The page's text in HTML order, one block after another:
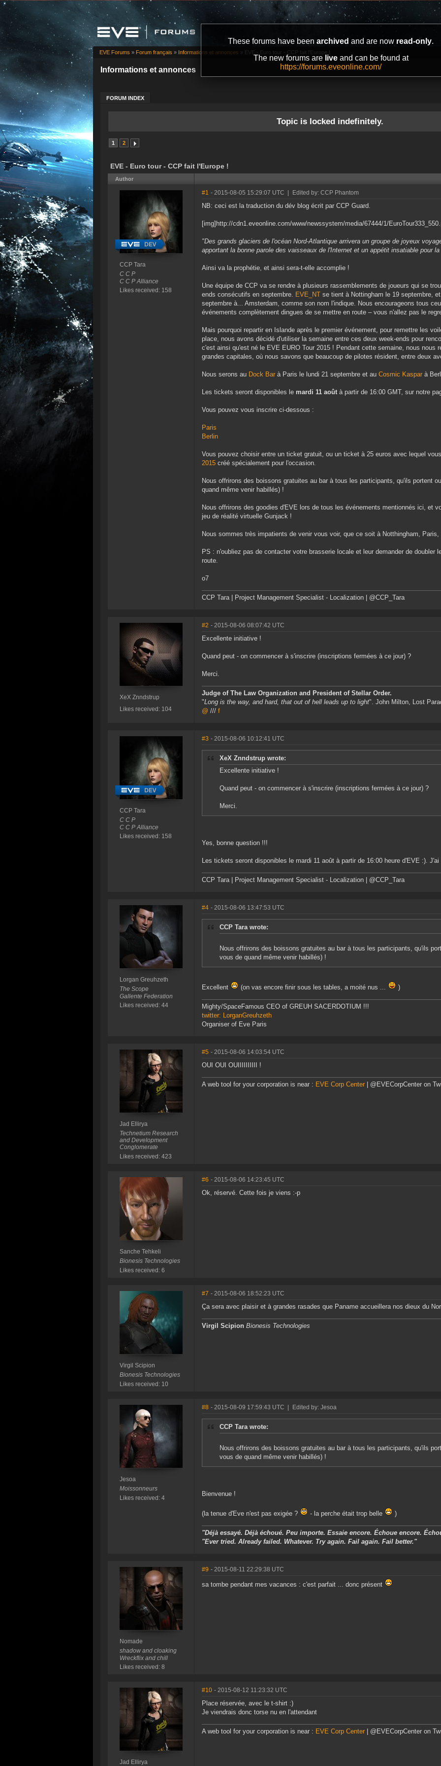
These forums have been archived and are now read-only.
The new forums are liveand can be found at
https://forums.eveonline.com/
Informations et annonces
FORUM INDEX
EVE Forums » Forum français » Informations et annonces » EVE - Euro tour - CCP fait l'Europe !
Topic is locked indefinitely.
1 2
EVE - Euro tour - CCP fait l'Europe !
Author
CCP Tara
C C P
C C P Alliance
Likes received: 158
#1 - 2015-08-05 15:29:07 UTC Edited by: CCP Phantom
NB: ceci est la traduction du dév blog écrit par CCP Guard.
[img]http://cdn1.eveonline.com/www/newssystem/media/67444/1/
"Des grands glaciers de l'océan Nord-Atlantique arrivera un groupe de joyeux
apportant la bonne parole des vaisseaux de l'Internet et un appétit insatiable pour
Ainsi va la prophétie, et ainsi sera-t-elle accomplie !
Une équipe de CCP va se rendre à plusieurs rassemblements de joueurs qui se
ends consécutifs en septembre. EVE_NT se tient à Nottingham le 19 septembre,
septembre à... Amsterdam, comme son nom l'indique. Nous encourageons tous
événements complètement dingues de se mettre en route – vous n'allez pas le
Mais pourquoi repartir en Islande après le premier événement, pour remettre les
place, nous avons décidé d'utiliser la semaine entre ces deux week-ends pour
c'est ainsi qu'est né le EVE EURO Tour 2015 ! Pendant cette semaine, nous nous
grandes capitales, où nous savons que beaucoup de pilotes résident, entre deux
Nous serons au Dock Bar à Paris le lundi 21 septembre et au Cosmic Kaspar à
Les tickets seront disponibles le mardi 11 août à partir de 16:00 GMT, sur notre
Vous pouvez vous inscrire ci-dessous :
Paris
Berlin
Vous pouvez choisir entre un ticket gratuit, ou un ticket à 25 euros avec lequel
2015 créé spécialement pour l'occasion.
Nous offrirons des boissons gratuites au bar à tous les participants, qu'ils portent
quand même venir habillés) !
Nous offrirons des goodies d'EVE lors de tous les événements mentionnés ici, et
jeu de réalité virtuelle Gunjack !
Nous sommes très impatients de venir vous voir, que ce soit à Notthingham,
PS : n'oubliez pas de contacter votre brasserie locale et leur demander de doubler
route.
o7
CCP Tara | Project Management Specialist - Localization | @CCP_Tara
XeX Znndstrup
Likes received: 104
#2 - 2015-08-06 08:07:42 UTC
Excellente initiative !
Quand peut - on commencer à s'inscrire (inscriptions fermées à ce jour) ?
Merci.
Judge of The Law Organization and President of Stellar Order.
"Long is the way, and hard, that out of hell leads up to light". John Milton, Lost
@ /// f
CCP Tara
C C P
C C P Alliance
Likes received: 158
#3 - 2015-08-06 10:12:41 UTC
XeX Znndstrup wrote:
Excellente initiative !
Quand peut - on commencer à s'inscrire (inscriptions fermées à ce jour) ?
Merci.
Yes, bonne question !!!
Les tickets seront disponibles le mardi 11 août à partir de 16:00 heure d'EVE :).
CCP Tara | Project Management Specialist - Localization | @CCP_Tara
Lorgan Greuhzeth
The Scope
Gallente Federation
Likes received: 44
#4 - 2015-08-06 13:47:53 UTC
CCP Tara wrote:
Nous offrirons des boissons gratuites au bar à tous les participants, qu'ils
vous de quand même venir habillés) !
Excellent (on vas encore finir sous les tables, a moité nus ... )
Mighty/SpaceFamous CEO of GREUH SACERDOTIUM !!!
twitter: LorganGreuhzeth
Organiser of Eve Paris
Jad Ellirya
Technetium Research
and Development
Conglomerate
Likes received: 423
#5 - 2015-08-06 14:03:54 UTC
OUI OUI OUIIIIIIIIII !
A web tool for your corporation is near : EVE Corp Center | @EVECorpCenter on
Sanche Tehkeli
Bionesis Technologies
Likes received: 6
#6 - 2015-08-06 14:23:45 UTC
Ok, réservé. Cette fois je viens :-p
Virgil Scipion
Bionesis Technologies
Likes received: 10
#7 - 2015-08-06 18:52:23 UTC
Ça sera avec plaisir et à grandes rasades que Paname accueillera nos dieux du
Virgil Scipion Bionesis Technologies
Jesoa
Moissonneurs
Likes received: 4
#8 - 2015-08-09 17:59:43 UTC Edited by: Jesoa
CCP Tara wrote:
Nous offrirons des boissons gratuites au bar à tous les participants, qu'ils
vous de quand même venir habillés) !
Bienvenue !
(la tenue d'Eve n'est pas exigée ? - la perche était trop belle )
"Déjà essayé. Déjà échoué. Peu importe. Essaie encore. Échoue encore.
"Ever tried. Already failed. Whatever. Try again. Fail again. Fail better."
Nomade
shadow and cloaking
Wreckflix and chill
Likes received: 8
#9 - 2015-08-11 22:29:38 UTC
sa tombe pendant mes vacances : c'est parfait ... donc présent
Jad Ellirya
#10 - 2015-08-12 11:23:32 UTC
Place réservée, avec le t-shirt :)
Je viendrais donc torse nu en l'attendant
A web tool for your corporation is near : EVE Corp Center | @EVECorpCenter on